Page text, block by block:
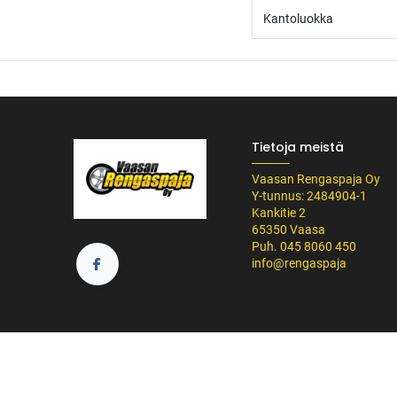
Kantoluokka
Tietoja meistä
Vaasan Rengaspaja Oy
Y-tunnus: 2484904-1
Kankitie 2
65350 Vaasa
Puh. 045 8060 450
info@rengaspaja